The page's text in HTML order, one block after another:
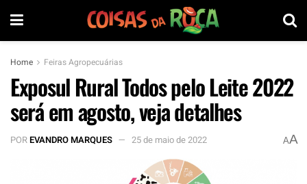
Home Feiras Agropecuárias
Exposul Rural Todos pelo Leite 2022
será em agosto, veja detalhes
POREVANDRO MARQUES 25 de maio de 2022 AA